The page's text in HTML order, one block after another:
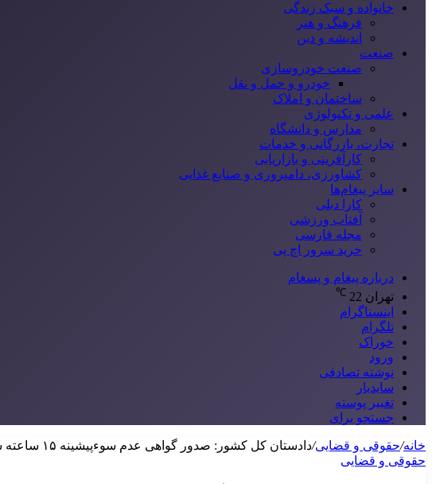
خانواده و سبک زندگی
فرهنگ و هنر
اندیشه و دین
صنعت
صنعت خودروسازی
خودرو و حمل و نقل
ساختمان و املاک
علمی و تکنولوژی
مدارس و دانشگاه
تجارت، بازرگانی و خدمات
کارآفرینی و بازاریابی
کشاورزی، دامپروری و صنایع غذایی
سایر پیغام‌ها
کارا دیلی
آفتاب ورزشی
مجله فارسی
خرید سرور اچ پی
درباره پیغام و پسغام
تهران 22
℃
اینستاگرام
تلگرام
خوراک
ورود
نوشته تصادفی
سایدبار
تغییر پوسته
جستجو برای
خانه/حقوقی و قضایی/دادستان کل کشور: صدور گواهی عدم سوءپیشینه ‌۱۵ ساعته شد
حقوقی و قضایی